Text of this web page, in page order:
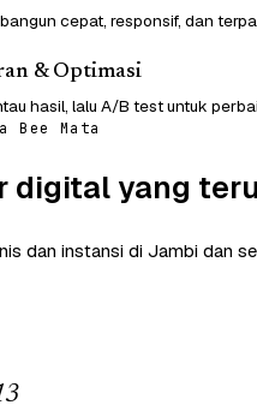
cepat, responsif, dan
& Optimasi
hasil, lalu A/B test untuk
Bee Mata
digital yang
dan instansi di Jambi dan